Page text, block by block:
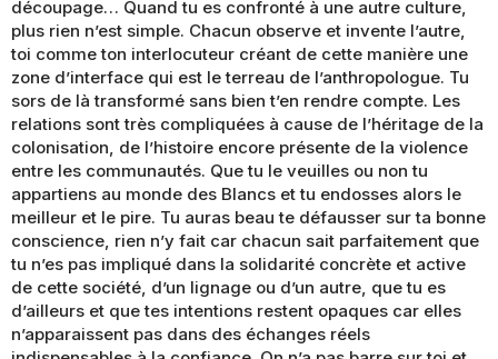
découpage… Quand tu es confronté à une autre culture,
plus rien n’est simple. Chacun observe et invente l’autre,
toi comme ton interlocuteur créant de cette manière une
zone d’interface qui est le terreau de l’anthropologue. Tu
sors de là transformé sans bien t’en rendre compte. Les
relations sont très compliquées à cause de l’héritage de la
colonisation, de l’histoire encore présente de la violence
entre les communautés. Que tu le veuilles ou non tu
appartiens au monde des Blancs et tu endosses alors le
meilleur et le pire. Tu auras beau te défausser sur ta bonne
conscience, rien n’y fait car chacun sait parfaitement que
tu n’es pas impliqué dans la solidarité concrète et active
de cette société, d’un lignage ou d’un autre, que tu es
d’ailleurs et que tes intentions restent opaques car elles
n’apparaissent pas dans des échanges réels